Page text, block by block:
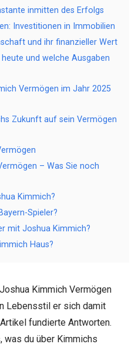
inmitten des Erfolgs
Investitionen in Immobilien
und ihr finanzieller Wert
und welche Ausgaben
Vermögen im Jahr 2025
Zukunft auf sein Vermögen
– Was Sie noch
Kimmich?
Spieler?
mit Joshua Kimmich?
Haus?
Kimmich Vermögen
Lebensstil er sich damit
fundierte Antworten.
was du über Kimmichs